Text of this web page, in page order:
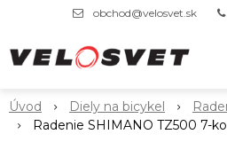
obchod@velosvet.sk
Úvod Diely na bicykel
Radenie SHIMANO TZ500 7-